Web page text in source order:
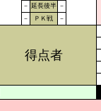
－ 延長後半 －
－
ＰＫ戦 －
得点者